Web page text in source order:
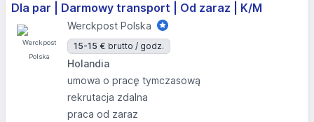
Dla par | Darmowy transport | Od zaraz | K/M
Werckpost Polska
15-15 € brutto / godz.
Holandia
umowa o pracę tymczasową
rekrutacja zdalna
praca od zaraz